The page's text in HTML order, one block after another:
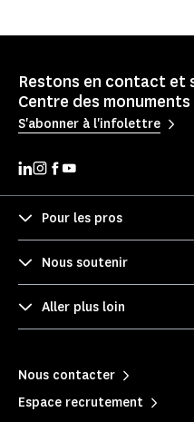
Restons en contact et
Centre des
S'abonner à l'infolettre
Pour les pros
Nous soutenir
Aller plus loin
Nous contacter
Espace recrutement